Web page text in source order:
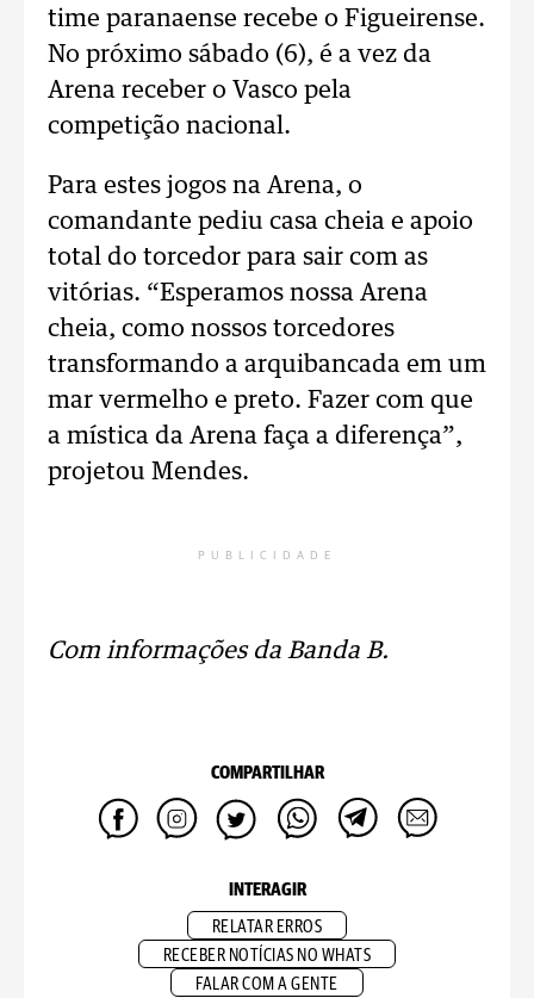
time paranaense recebe o Figueirense.
No próximo sábado (6), é a vez da
Arena receber o Vasco pela
competição nacional.
Para estes jogos na Arena, o
comandante pediu casa cheia e apoio
total do torcedor para sair com as
vitórias. “Esperamos nossa Arena
cheia, como nossos torcedores
transformando a arquibancada em um
mar vermelho e preto. Fazer com que
a mística da Arena faça a diferença”,
projetou Mendes.
PUBLICIDADE
Com informações da Banda B.
COMPARTILHAR
INTERAGIR
RELATAR ERROS
RECEBER NOTÍCIAS NO WHATS
FALAR COM A GENTE